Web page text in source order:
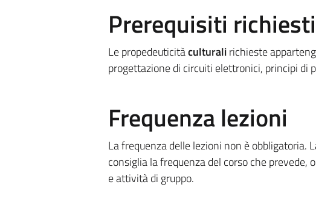
Prerequisiti richiesti
Le propedeuticitàculturalirichieste
progettazione di circuiti elettronici, principi di
Frequenza lezioni
La frequenza delle lezioni non è obbligatoria.
consiglia la frequenza del corso che
e attività di gruppo.